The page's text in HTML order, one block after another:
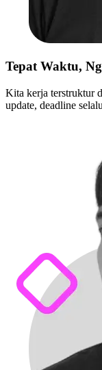
Tepat Waktu,
Kita kerja terstruktur
update, deadline